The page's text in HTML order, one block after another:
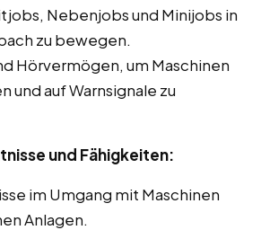
Nebenjobs und Minijobs in
zu bewegen.
Hörvermögen, um Maschinen
und auf Warnsignale zu
und Fähigkeiten:
im Umgang mit Maschinen
Anlagen.